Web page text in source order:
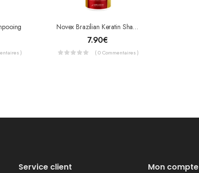
)
Novex Brazilian Keratin Shampooing
7.90€
( 0 Commentaires )
Service client Mon compte